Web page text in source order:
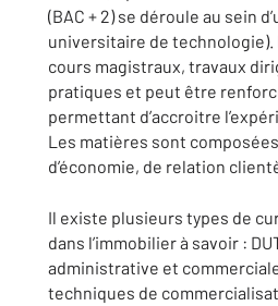
(BAC + 2) se déroule au sein
universitaire de
cours magistraux, travaux
pratiques et peut être
permettant d’accroitre
Les matières sont
d’économie, de relation
Il existe plusieurs types de
dans l’immobilier à savoir :
administrative et
techniques de